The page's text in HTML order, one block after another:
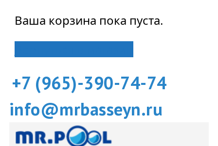
Ваша корзина пока пуста.
+7 (965)-390-74-74
info@mrbasseyn.ru